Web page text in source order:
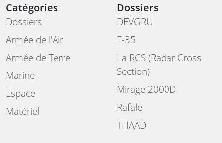
Catégories
Dossiers
Armée de l'Air
Armée de Terre
Marine
Espace
Matériel
Dossiers
DEVGRU
F-35
La RCS (Radar Cross
Section)
Mirage 2000D
Rafale
THAAD